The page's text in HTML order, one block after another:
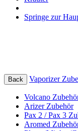
Springe zur
Back Vaporizer
Volcano
Arizer Zubehör
Pax 2 / Pax 3
Aromed